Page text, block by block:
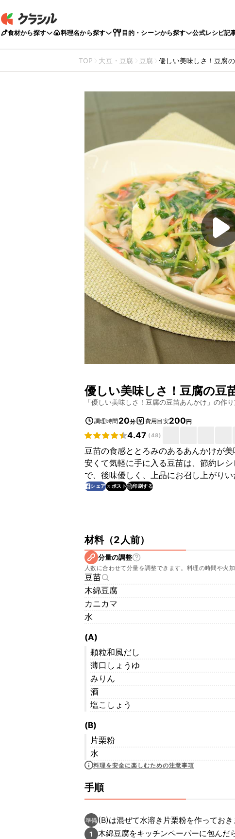
食材から探す 料理名から探す 目的・シーンから探す 公式レシピ記
TOP 大豆・豆腐 豆腐 優しい美味しさ！豆腐
優しい美味しさ！豆腐の豆
「優しい美味しさ！豆腐の豆苗あんかけ 」の作
調理時間 20分 費用目安200円
4.47 (48)
豆苗の食感ととろみのあるあんかけが
安くて気軽に手に入る豆苗は、節約レ
で、後味優しく、上品にお召し上がり
シェア ポスト 印刷する
材料（2人前）
分量の調整
人数に合わせて分量を調整できます。料理の時間や火
豆苗
木綿豆腐
カニカマ
水
(A)
顆粒和風だし
薄口しょうゆ
みりん
酒
塩こしょう
(B)
片栗粉
水
料理を安全に楽しむための注意事項
手順
準備 (B)は混ぜて水溶き片栗粉を作っておき
1
木綿豆腐をキッチンペーパーに包ん